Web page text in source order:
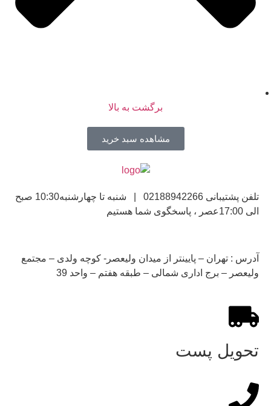
برگشت به بالا
مشاهده سبد خرید
تلفن پشتیبانی 02188942266 | شنبه تا چهارشنبه10:30 صبح
الی 17:00عصر ، پاسخگوی شما هستیم
آدرس : تهران – پایینتر از میدان ولیعصر- کوچه ولدی – مجتمع
ولیعصر – برج اداری شمالی – طبقه هفتم – واحد 39
تحویل پست